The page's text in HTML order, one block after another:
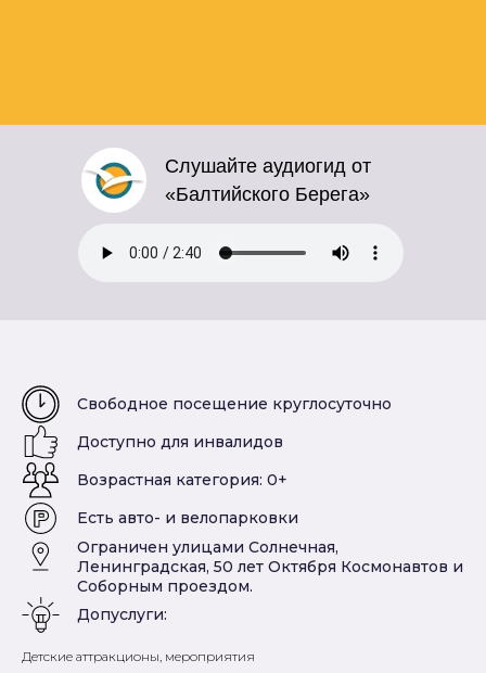
Слушайте аудиогид от
«Балтийского Берега»
Свободное посещение круглосуточно
Доступно для инвалидов
Возрастная категория: 0+
Есть авто- и велопарковки
Ограничен улицами Солнечная,
Ленинградская, 50 лет Октября Космонавтов и
Соборным проездом.
Допуслуги:
Детские аттракционы, мероприятия